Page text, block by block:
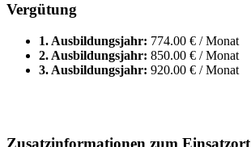
Vergütung
1. Ausbildungsjahr: 774.00 € / Monat
2. Ausbildungsjahr: 850.00 € / Monat
3. Ausbildungsjahr: 920.00 € / Monat
Zusatzinformationen zum Einsatzort